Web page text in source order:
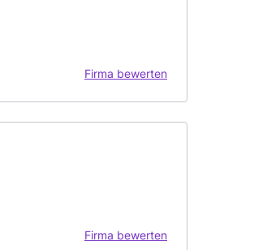
Firma bewerten
Firma bewerten